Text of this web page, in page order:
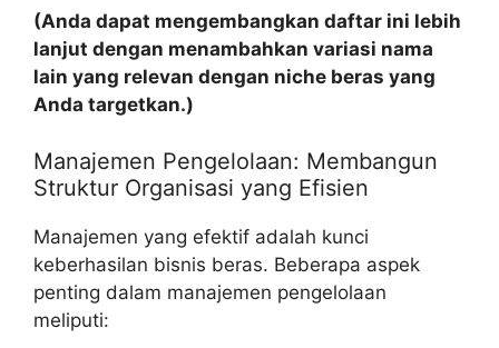
(Anda dapat mengembangkan daftar ini lebih
lanjut dengan menambahkan variasi nama
lain yang relevan dengan niche beras yang
Anda targetkan.)
Manajemen Pengelolaan: Membangun
Struktur Organisasi yang Efisien
Manajemen yang efektif adalah kunci
keberhasilan bisnis beras. Beberapa aspek
penting dalam manajemen pengelolaan
meliputi: